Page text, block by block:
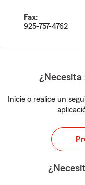
Fax:
925-757-4762
¿Necesita
Inicie o realice un